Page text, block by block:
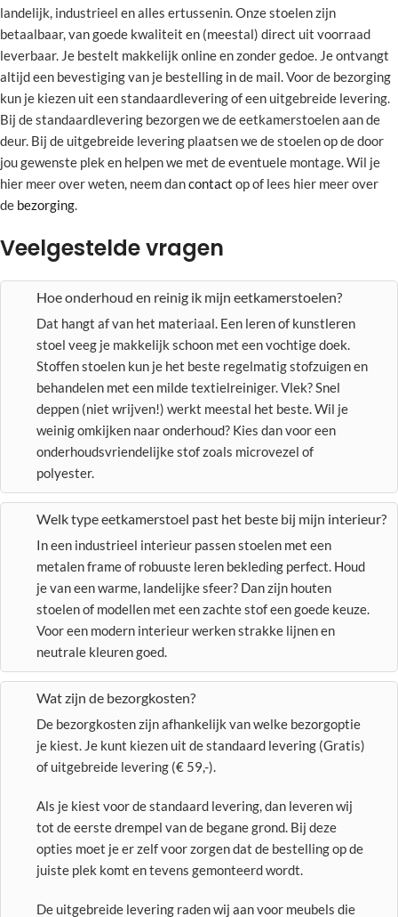
landelijk, industrieel en alles ertussenin. Onze stoelen zijn
betaalbaar, van goede kwaliteit en (meestal) direct uit voorraad
leverbaar. Je bestelt makkelijk online en zonder gedoe. Je ontvangt
altijd een bevestiging van je bestelling in de mail. Voor de bezorging
kun je kiezen uit een standaardlevering of een uitgebreide levering.
Bij de standaardlevering bezorgen we de eetkamerstoelen aan de
deur. Bij de uitgebreide levering plaatsen we de stoelen op de door
jou gewenste plek en helpen we met de eventuele montage. Wil je
hier meer over weten, neem dancontact op of lees hier meer over
de bezorging.
Veelgestelde vragen
Hoe onderhoud en reinig ik mijn eetkamerstoelen?
Dat hangt af van het materiaal. Een leren of kunstleren
stoel veeg je makkelijk schoon met een vochtige doek.
Stoffen stoelen kun je het beste regelmatig stofzuigen en
behandelen met een milde textielreiniger. Vlek? Snel
deppen (niet wrijven!) werkt meestal het beste. Wil je
weinig omkijken naar onderhoud? Kies dan voor een
onderhoudsvriendelijke stof zoals microvezel of
polyester.
Welk type eetkamerstoel past het beste bij mijn interieur?
In een industrieel interieur passen stoelen met een
metalen frame of robuuste leren bekleding perfect. Houd
je van een warme, landelijke sfeer? Dan zijn houten
stoelen of modellen met een zachte stof een goede keuze.
Voor een modern interieur werken strakke lijnen en
neutrale kleuren goed.
Wat zijn de bezorgkosten?
De bezorgkosten zijn afhankelijk van welke bezorgoptie
je kiest. Je kunt kiezen uit de standaard levering (Gratis)
of uitgebreide levering (€ 59,-).
Als je kiest voor de standaard levering, dan leveren wij
tot de eerste drempel van de begane grond. Bij deze
opties moet je er zelf voor zorgen dat de bestelling op de
juiste plek komt en tevens gemonteerd wordt.
De uitgebreide levering raden wij aan voor meubels die